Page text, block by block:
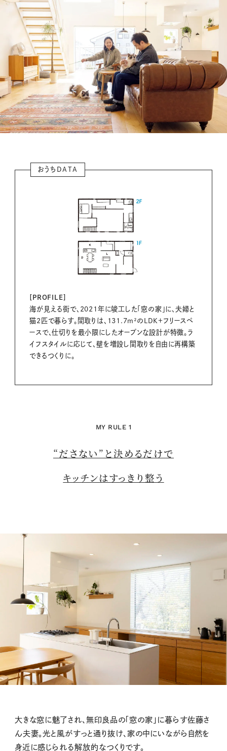
おうちDATA
[PROFILE]
海が見える街で、2021年に竣工した「窓の家」に、夫婦と
猫2匹で暮らす。間取りは、131.7m²のLDK＋フリースペ
ースで、仕切りを最小限にしたオープンな設計が特徴。ラ
イフスタイルに応じて、壁を増設し間取りを自由に再構築
できるつくりに。
MY RULE 1
“ださない”と決めるだけで
キッチンはすっきり整う
大きな窓に魅了され、無印良品の「窓の家」に暮らす佐藤さ
ん夫妻。光と風がすっと通り抜け、家の中にいながら自然を
身近に感じられる解放的なつくりです。